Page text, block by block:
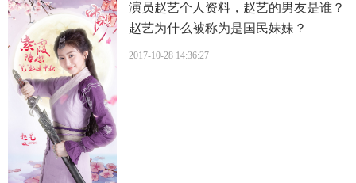
演员赵艺个人资料，赵艺的男友是谁？
赵艺为什么被称为是国民妹妹？
2017-10-28 14:36:27